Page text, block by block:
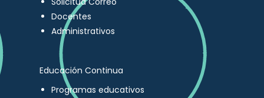
Docentes
Administrativos
Educación Continua
Programas educativos